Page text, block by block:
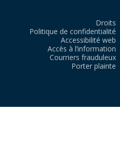
Droits
Politique de confidentialité
Accessibilité web
Accès à l’information
Courriers frauduleux
Porter plainte